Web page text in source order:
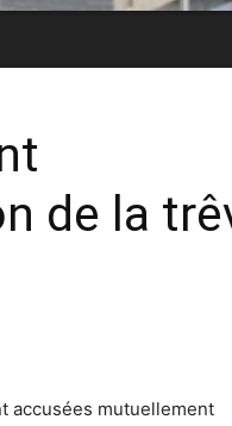
de la
accusées mutuellement